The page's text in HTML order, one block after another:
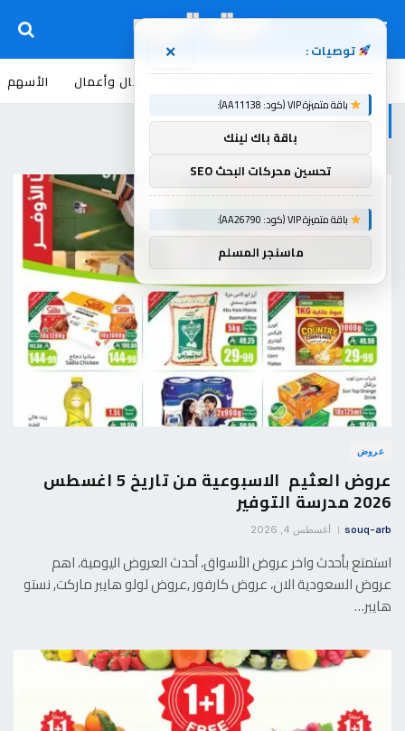
اخبار أسواق عروض منوعات مال وأعمال الأسهم
العثيم
عروض
عروض العثيم الاسبوعية من تاريخ 5 اغسطس
2026 مدرسة التوفير
souq-arb أغسطس 4, 2026
استمتع بأحدث واخر عروض الأسواق، أحدث العروض اليومية، اهم
عروض السعودية الان، عروض كارفور ,عروض لولو هايبر ماركت, نستو
هايبر…
توصيات : ×
باقة متميزة VIP (كود: AA11138):
باقة باك لينك
تحسين محركات البحث SEO
باقة متميزة VIP (كود: AA26790):
ماسنجر المسلم